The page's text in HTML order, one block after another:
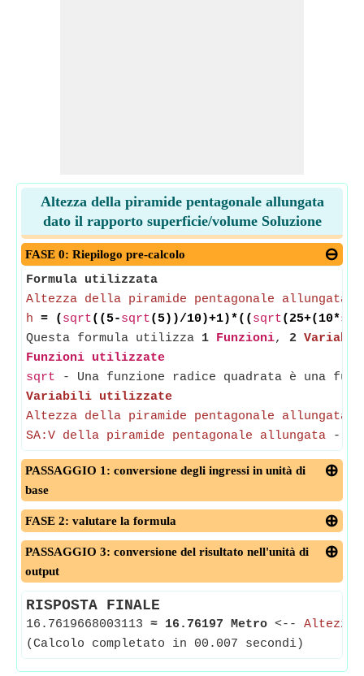
Altezza della piramide pentagonale allungata
dato il rapporto superficie/volume Soluzione
FASE 0: Riepilogo pre-calcolo
Formula utilizzata
Altezza della piramide pentagonale allungata
h = ( sqrt((5-sqrt(5))/10)+1)*(( sqrt(25+(10*
Questa formula utilizza 1 Funzioni, 2
Funzioni utilizzate
sqrt - Una funzione radice quadrata è una
Variabili utilizzate
Altezza della piramide pentagonale allungata
SA:V della piramide pentagonale allungata -
PASSAGGIO 1: conversione degli ingressi in unità di
base
FASE 2: valutare la formula
PASSAGGIO 3: conversione del risultato nell'unità di
output
RISPOSTA FINALE
16.7619668003113 ≈ 16.76197 Metro <-- Altezza
(Calcolo completato in 00.007 secondi)